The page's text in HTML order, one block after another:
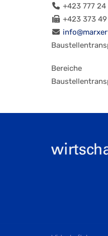
+423 777 24
+423 373
Bereiche